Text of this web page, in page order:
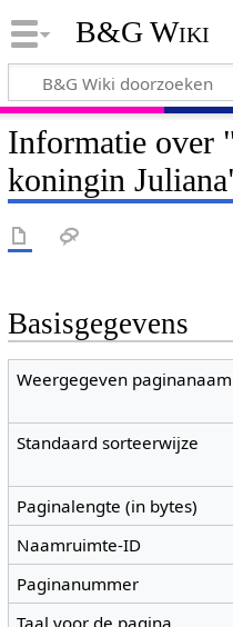
B&G Wiki
Informatie over
koningin
Basisgegevens
Weergegeven paginanaam
Standaard sorteerwijze
Paginalengte (in bytes)
Naamruimte-ID
Paginanummer